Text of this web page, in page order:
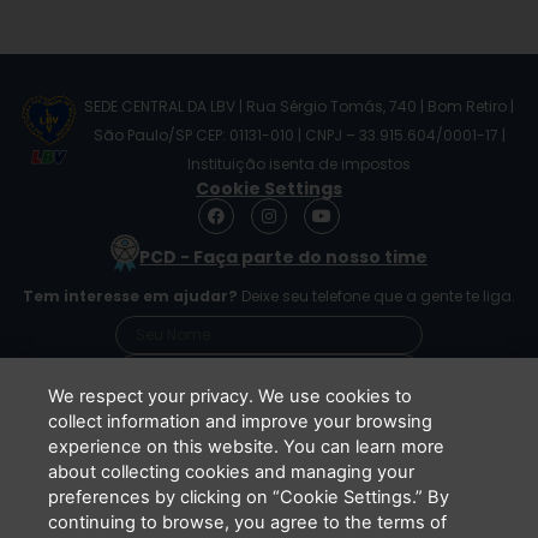
SEDE CENTRAL DA LBV | Rua Sérgio Tomás, 740 | Bom Retiro |
São Paulo/SP CEP: 01131-010 | CNPJ – 33.915.604/0001-17 |
Instituição isenta de impostos
Cookie Settings
F
a
e
o
o
I
n
s
t
g
r
m
Y
o
t
b
e
PCD - Faça parte do nosso time
Tem interesse em ajudar? Deixe seu telefone que a gente te liga.
Li e concordo que minhas informações serão
tratadas de acordo com oAviso de Privacidade
da LBV
ENVIAR
We respect your privacy. We use cookies to
collect information and improve your browsing
experience on this website. You can learn more
about collecting cookies and managing your
preferences by clicking on “Cookie Settings.” By
continuing to browse, you agree to the terms of